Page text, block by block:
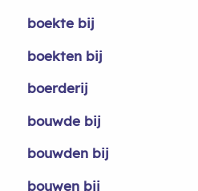
boekte bij
boekten bij
boerderij
bouwde bij
bouwden bij
bouwen bij